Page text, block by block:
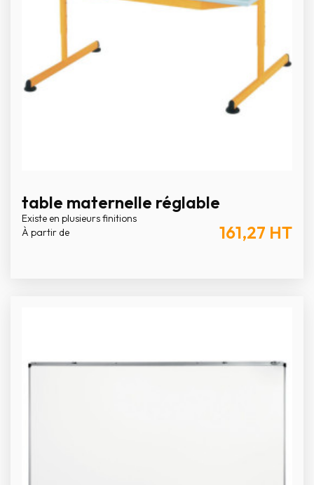
table maternelle réglable
Existe en plusieurs finitions
À partir de
161,27 HT